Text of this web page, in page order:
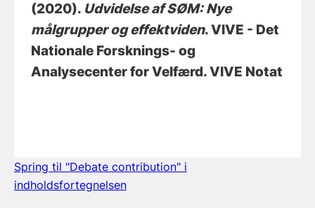
(2020). Udvidelse af SØM: Nye
målgrupper og effektviden. VIVE - Det
Nationale Forsknings- og
Analysecenter for Velfærd. VIVE Notat
Spring til "Debate contribution" i
indholdsfortegnelsen